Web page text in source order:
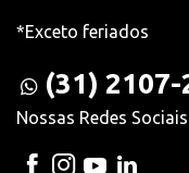
*Exceto feriados
(31) 2107-
Nossas Redes Sociais